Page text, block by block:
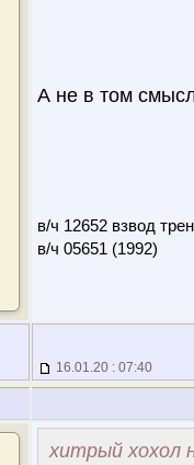
А не в том
в/ч 12652 взвод
в/ч 05651 (1992)
16.01.20 : 07:40
хитрый хохол